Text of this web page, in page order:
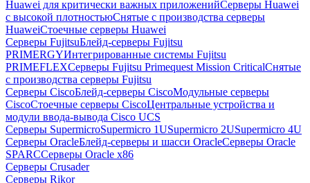
Huawei для критически важных приложенийСерверы Huawei
с высокой плотностьюСнятые с производства серверы
HuaweiСтоечные серверы Huawei
Серверы FujitsuБлейд-серверы Fujitsu
PRIMERGYИнтегрированные системы Fujitsu
PRIMEFLEXСерверы Fujitsu Primequest Mission CriticalСнятые
с производства серверы Fujitsu
Серверы CiscoБлейд-серверы CiscoМодульные серверы
CiscoСтоечные серверы CiscoЦентральные устройства и
модули ввода-вывода Cisco UCS
Серверы SupermicroSupermicro 1USupermicro 2USupermicro 4U
Серверы OracleБлейд-серверы и шасси OracleСерверы Oracle
SPARCСерверы Oracle x86
Серверы Crusader
Серверы Rikor